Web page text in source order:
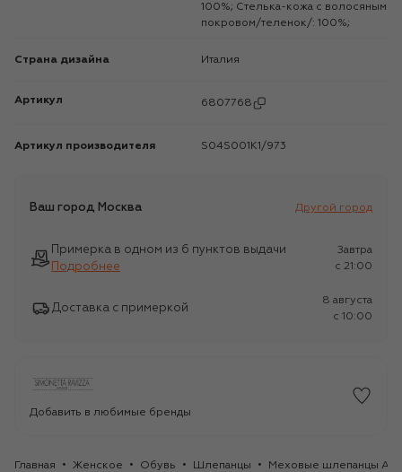
100%; Стелька-кожа с волосяным
покровом/теленок/: 100%;
Страна дизайна Италия
Артикул 6807768
Артикул производителя S04S001K1/973
Ваш город Москва Другой город
Примерка в одном из 6 пунктов выдачи
Подробнее
Завтра
c 21:00
Доставка с примеркой
8 августа
c 10:00
Добавить в любимые бренды
Главная Женское Обувь Шлепанцы Меховые шлепанцы Ary